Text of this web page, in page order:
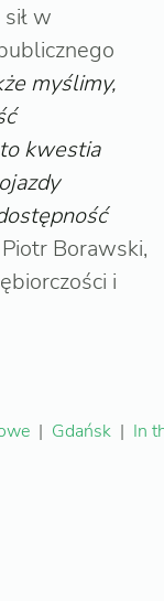
w
myślimy,
kwestia
Borawski,
i
| Gdańsk | In